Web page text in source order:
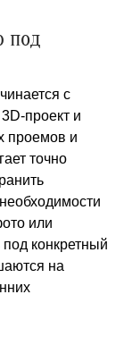
под
с
проект и
проемов и
точно
или
конкретный
на